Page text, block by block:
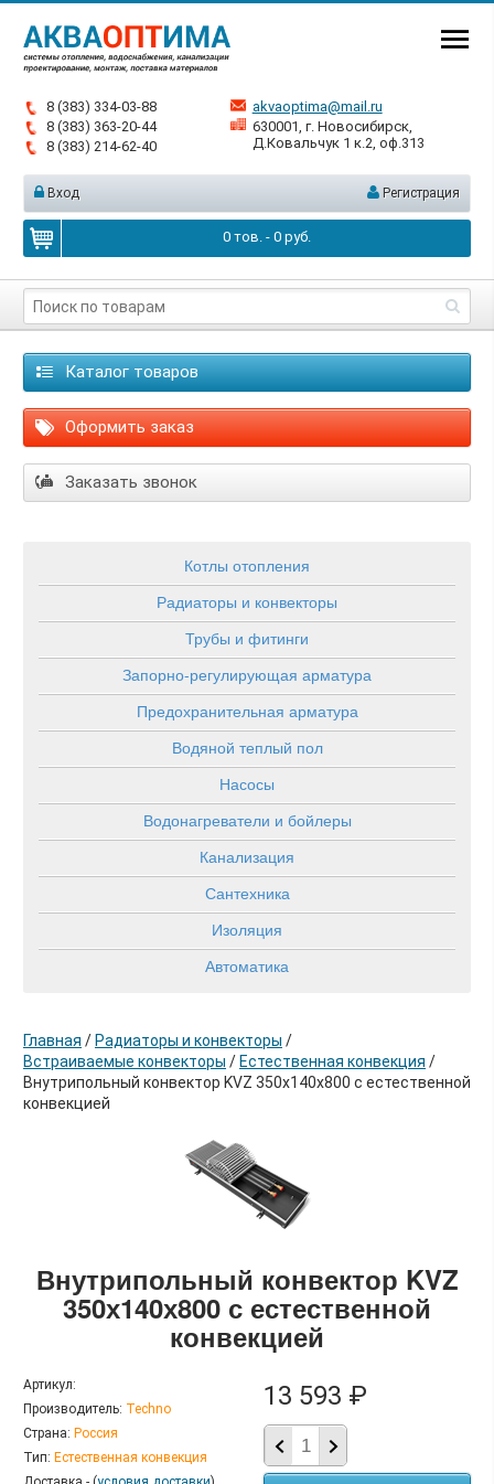
8 (383) 334-03-88
8 (383) 363-20-44
8 (383) 214-62-40
akvaoptima@mail.ru
630001, г. Новосибирск,
Д.Ковальчук 1 к.2, оф.313
Вход Регистрация
0тов. - 0руб.
Каталог товаров
Оформить заказ
Заказать звонок
Котлы отопления
Радиаторы и конвекторы
Трубы и фитинги
Запорно-регулирующая арматура
Предохранительная арматура
Водяной теплый пол
Насосы
Водонагреватели и бойлеры
Канализация
Сантехника
Изоляция
Автоматика
Главная / Радиаторы и конвекторы /
Встраиваемые конвекторы / Естественная конвекция /
Внутрипольный конвектор KVZ 350х140х800 с естественной
конвекцией
Внутрипольный конвектор KVZ
350х140х800 с естественной
конвекцией
Артикул:
Производитель: Techno
Страна: Россия
Тип: Естественная конвекция
13 593 ₽
в корзину